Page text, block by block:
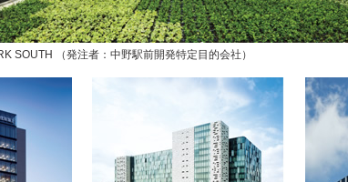
SOUTH （発注者：中野駅前開発特定目的会社）